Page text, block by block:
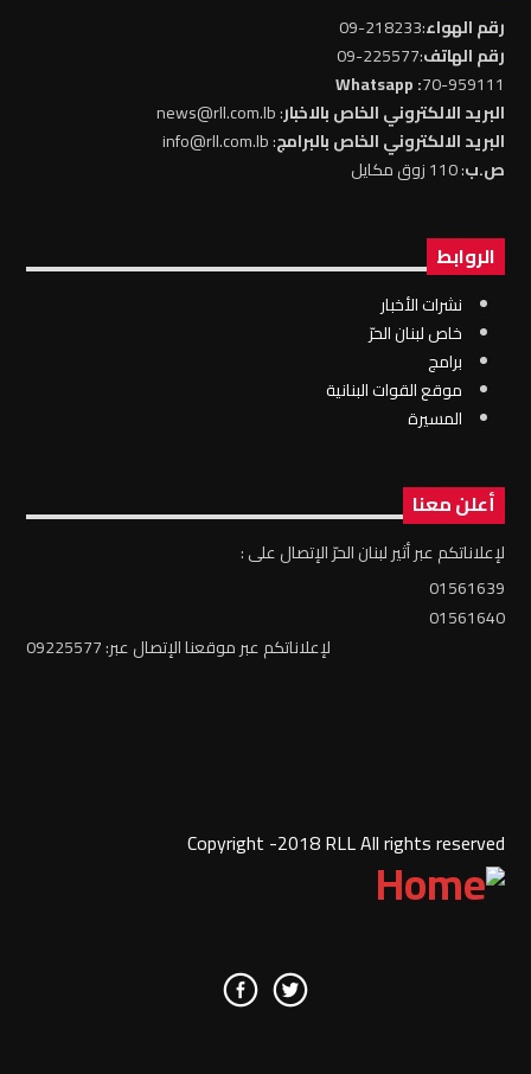
رقم الهواء:218233-09
رقم الهاتف:225577-09
70-959111
: Whatsapp
البريد الالكتروني الخاص بالاخبار: news@rll.com.lb
البريد الالكتروني الخاص بالبرامج: info@rll.com.lb
ص.ب: 110 زوق مكايل
الروابط
نشرات الأخبار
خاص لبنان الحرّ
برامج
موقع القوات البنانية
المسيرة
أعلن معنا
لإعلاناتكم عبر أثير لبنان الحرّ الإتصال على :
01561639
01561640
لإعلاناتكم عبر موقعنا الإتصال عبر: 09225577
Copyright -2018 RLL All rights reserved